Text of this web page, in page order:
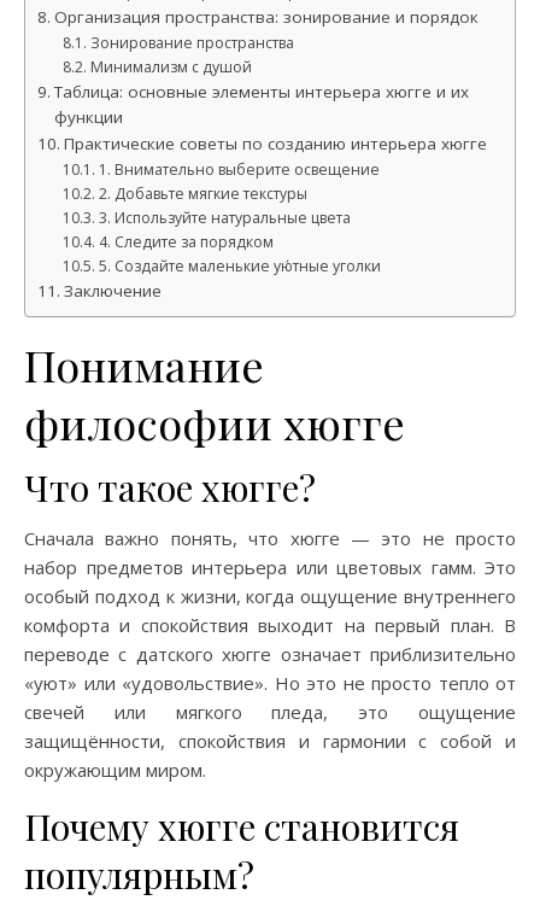
Организация пространства: зонирование и порядок
Зонирование пространства
Минимализм с душой
Таблица: основные элементы интерьера хюгге и их
функции
Практические советы по созданию интерьера хюгге
1. Внимательно выберите освещение
2. Добавьте мягкие текстуры
3. Используйте натуральные цвета
4. Следите за порядком
5. Создайте маленькие ую́тные уголки
Заключение
Понимание
философии хюгге
Что такое хюгге?
Сначала важно понять, что хюгге — это не просто
набор предметов интерьера или цветовых гамм. Это
особый подход к жизни, когда ощущение внутреннего
комфорта и спокойствия выходит на первый план. В
переводе с датского хюгге означает приблизительно
«уют» или «удовольствие». Но это не просто тепло от
свечей или мягкого пледа, это ощущение
защищённости, спокойствия и гармонии с собой и
окружающим миром.
Почему хюгге становится
популярным?